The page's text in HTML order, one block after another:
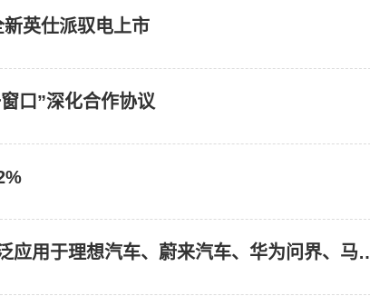
新英仕派驭电上市
口”深化合作协议
兴业科技(002674.SZ)：宏兴汽车皮革的产品广泛应用